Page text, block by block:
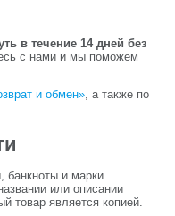
в течение 14 дней без
с нами и мы поможем
и обмен», а также по
и марки
или описании
товар является копией.